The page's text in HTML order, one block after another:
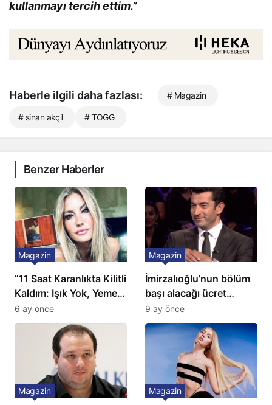
kullanmayı tercih ettim.”
Haberle ilgili daha fazlası: # Magazin
# sinan akçil # TOGG
Benzer Haberler
“11 Saat Karanlıkta Kilitli
Kaldım: Işık Yok, Yemek
Yok, Tuvalet Yok!”
Çağla Şikel’den Şok
Magazin
6 ay önce
İmirzalıoğlu’nun bölüm
başı alacağı ücret
Türkiye’de bir ilk:
Gözünü 2 ilçeye dikti!
Magazin
9 ay önce
Magazin Magazin